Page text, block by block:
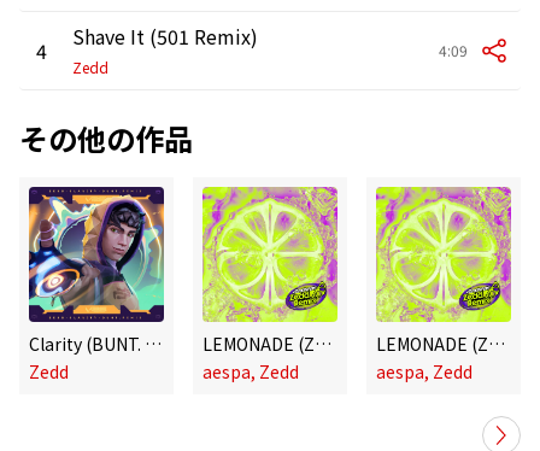
4 Shave It (501 Remix)
Zedd
4:09
その他の作品
Clarity (BUNT. Remix)
Zedd
LEMONADE (Zedd Remix)
aespa, Zedd
LEMONADE (Zedd Extended Mix)
aespa, Zedd